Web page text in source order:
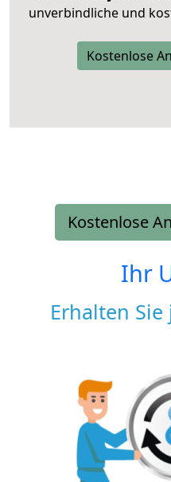
unverbindliche und
Kostenlose
Kostenlose
Ihr
Erhalten